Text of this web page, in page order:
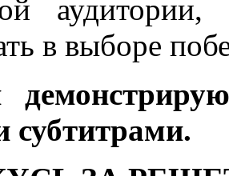
в выборе
субтитрами.